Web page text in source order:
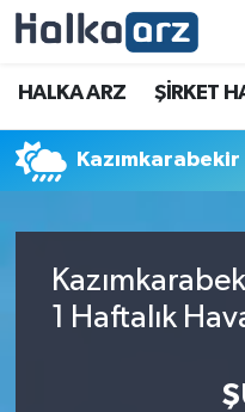
HALKA ARZ ŞİRKET
1 Haftalık
HALKA ARZ
SERMAYE
TEMETTÜ
İletişim